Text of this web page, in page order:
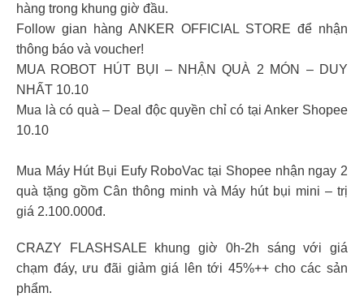
hàng trong khung giờ đầu.
Follow gian hàng ANKER OFFICIAL STORE để nhận
thông báo và voucher!
MUA ROBOT HÚT BỤI – NHẬN QUÀ 2 MÓN – DUY
NHẤT 10.10
Mua là có quà – Deal độc quyền chỉ có tại Anker Shopee
10.10
Mua Máy Hút Bụi Eufy RoboVac tại Shopee nhận ngay 2
quà tặng gồm Cân thông minh và Máy hút bụi mini – trị
giá 2.100.000đ.
CRAZY FLASHSALE khung giờ 0h-2h sáng với giá
chạm đáy, ưu đãi giảm giá lên tới 45%++ cho các sản
phẩm.